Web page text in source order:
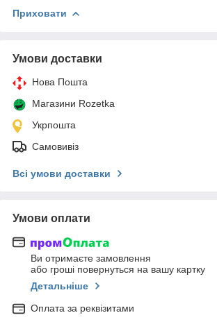
Приховати
Умови доставки
Нова Пошта
Магазини Rozetka
Укрпошта
Самовивіз
Всі умови доставки
Умови оплати
Ви отримаєте замовлення
або гроші повернуться на вашу картку
Детальніше
Оплата за реквізитами